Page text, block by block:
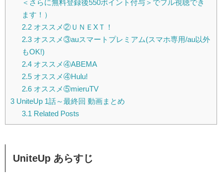
＜さらに無料登録後550ポイント付与＞でフル視聴でき
ます！）
2.2オススメ②ＵＮＥXＴ！
2.3オススメ③auスマートプレミアム(スマホ専用/au以外
もOK!)
2.4オススメ④ABEMA
2.5オススメ④Hulu!
2.6オススメ⑤mieruTV
3 UniteUp 1話～最終回 動画まとめ
3.1 Related Posts
UniteUp あらすじ